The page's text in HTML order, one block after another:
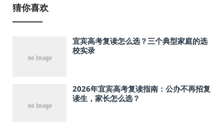
猜你喜欢
宜宾高考复读怎么选？三个典型家庭的选
校实录
2026年宜宾高考复读指南：公办不再招复
读生，家长怎么选？